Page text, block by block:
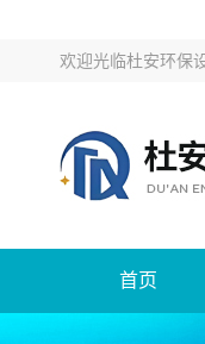
欢迎光临杜安环保
首页